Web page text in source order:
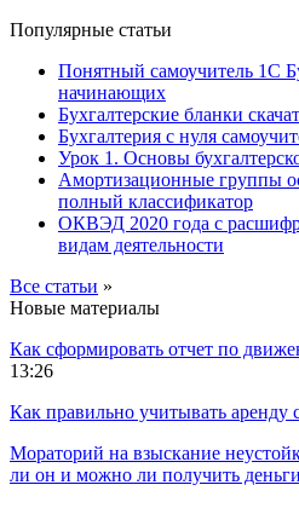
Популярные статьи
Понятный самоучитель 1С
начинающих
Бухгалтерские бланки
Бухгалтерия с нуля
Урок 1. Основы
Амортизационные группы
полный классификатор
ОКВЭД 2020 года с
видам деятельности
Все статьи »
Новые материалы
Как сформировать отчет по
13:26
Как правильно учитывать аренду
Мораторий на взыскание
ли он и можно ли получить